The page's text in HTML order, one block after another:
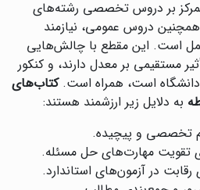
بر دروس تخصصی رشته‌های
دروس عمومی، نیازمند
است. این مقطع با چالش‌هایی
مستقیمی بر معدل دارند، و کنکور
دانشگاه است، همراه است.کتاب‌های
به دلایل زیر ارزشمند هستند:
تخصصی و پیچیده.
تقویت مهارت‌های حل مسئله.
در آزمون‌های استاندارد.